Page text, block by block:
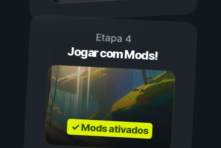
Etapa 4
Jogar com Mods!
✓ Mods ativados